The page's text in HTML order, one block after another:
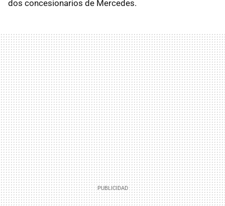
dos concesionarios de Mercedes.